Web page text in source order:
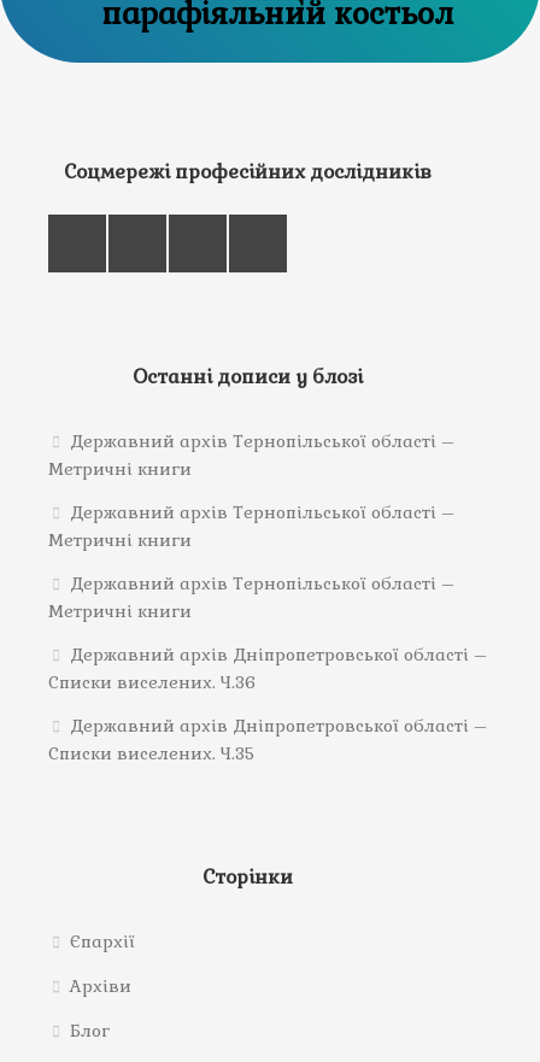
парафіяльний костьол
Соцмережі професійних дослідників
Останні дописи у блозі
Державний архів Тернопільської області –
Метричні книги
Державний архів Тернопільської області –
Метричні книги
Державний архів Тернопільської області –
Метричні книги
Державний архів Дніпропетровської області –
Списки виселених. Ч.36
Державний архів Дніпропетровської області –
Списки виселених. Ч.35
Сторінки
Єпархії
Архіви
Блог